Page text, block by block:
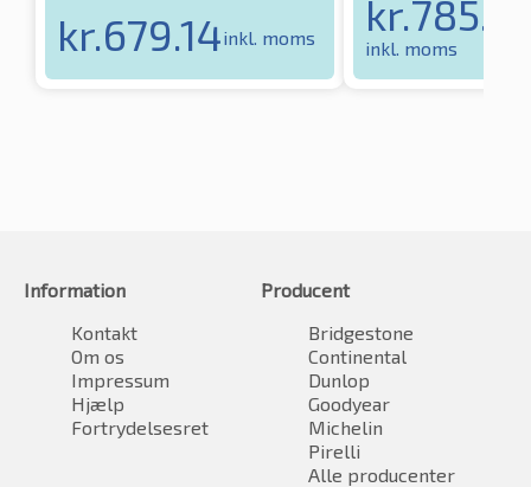
kr.679.14inkl. moms kr.
inkl. moms
Information
Kontakt
Om os
Impressum
Hjælp
Fortrydelsesret
Producent
Bridgestone
Continental
Dunlop
Goodyear
Michelin
Pirelli
Alle producenter